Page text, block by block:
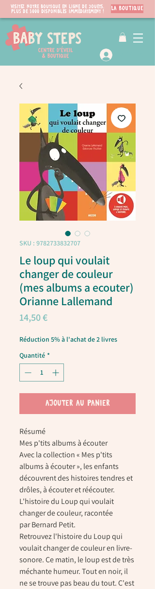
Visitez notre boutique en ligne de jouets.
PLUS de 3000 disponibles immédiatement !
LA BOUTIQUE
SKU : 9782733832707
Le loup qui voulait
changer de couleur
(mes albums a ecouter)
Orianne Lallemand
14,50 €Prix
Réduction 5% à l'achat de 2 livres
Quantité *
AJOUTER AU PANIER
Résumé
Mes p'tits albums à écouter
Avec la collection « Mes p'tits
albums à écouter », les enfants
découvrent des histoires tendres et
drôles, à écouter et réécouter.
L'histoire du Loup qui voulait
changer de couleur, racontée
par Bernard Petit.
Retrouvez l'histoire du Loup qui
voulait changer de couleur en livre-
sonore. Ce matin, le loup est de très
méchante humeur. Tout en noir, il
ne se trouve pas beau du tout. C'est